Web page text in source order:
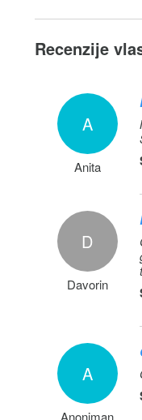
Recenzije
A
Anita
D
Davorin
A
Anoniman